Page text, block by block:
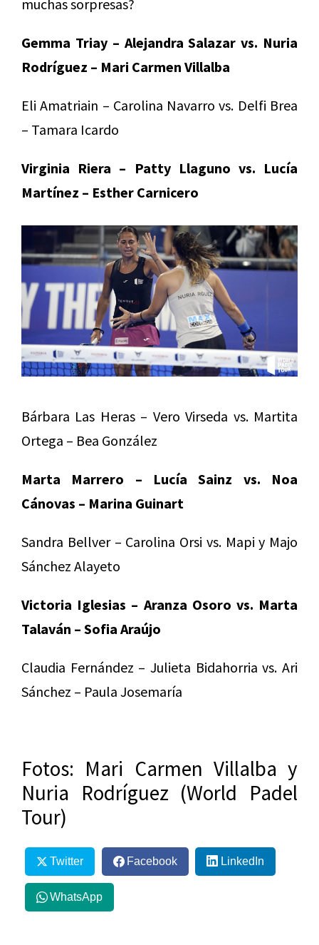
muchas sorpresas?
Gemma Triay – Alejandra Salazar vs. Nuria
Rodríguez – Mari Carmen Villalba
Eli Amatriain – Carolina Navarro vs. Delfi Brea
– Tamara Icardo
Virginia Riera – Patty Llaguno vs. Lucía
Martínez – Esther Carnicero
Bárbara Las Heras – Vero Virseda vs. Martita
Ortega – Bea González
Marta Marrero – Lucía Sainz vs. Noa
Cánovas – Marina Guinart
Sandra Bellver – Carolina Orsi vs. Mapi y Majo
Sánchez Alayeto
Victoria Iglesias – Aranza Osoro vs. Marta
Talaván – Sofia Araújo
Claudia Fernández – Julieta Bidahorria vs. Ari
Sánchez – Paula Josemaría
Fotos: Mari Carmen Villalba y
Nuria Rodríguez (World Padel
Tour)
Twitter Facebook LinkedIn
WhatsApp